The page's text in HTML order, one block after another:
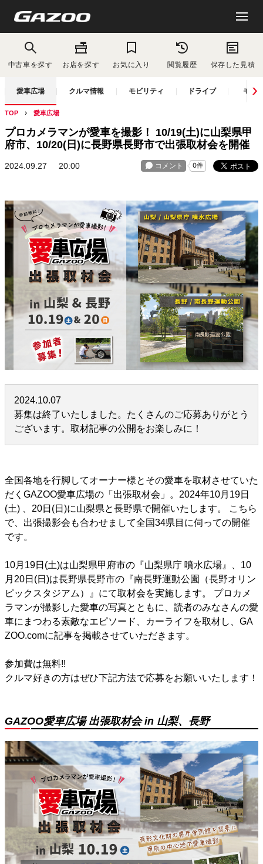
中古車を探す お店を探す お気に入り 閲覧履歴 保存した見積
愛車広場 クルマ情報 モビリティ ドライブ モー
TOP 愛車広場
プロカメラマンが愛車を撮影！ 10/19(土)に山梨県甲
府市、10/20(日)に長野県長野市で出張取材会を開催
2024.09.27 20:00
2024.10.07
募集は終了いたしました。たくさんのご応募ありがとう
ございます。取材記事の公開をお楽しみに！
全国各地を行脚してオーナー様とその愛車を取材させていた
だくGAZOO愛車広場の「出張取材会」。2024年10月19日
(土) 、20日(日)に山梨県と長野県で開催いたします。 こちら
で、出張撮影会も合わせまして全国34県目に伺っての開催
です。
10月19日(土)は山梨県甲府市の『山梨県庁 噴水広場』、10
月20日(日)は長野県長野市の『南長野運動公園（長野オリン
ピックスタジアム）』にて取材会を実施します。 プロカメ
ラマンが撮影した愛車の写真とともに、読者のみなさんの愛
車にまつわる素敵なエピソード、カーライフを取材し、GA
ZOO.comに記事を掲載させていただきます。
参加費は無料!!
クルマ好きの方はぜひ下記方法で応募をお願いいたします！
GAZOO愛車広場 出張取材会 in 山梨、長野